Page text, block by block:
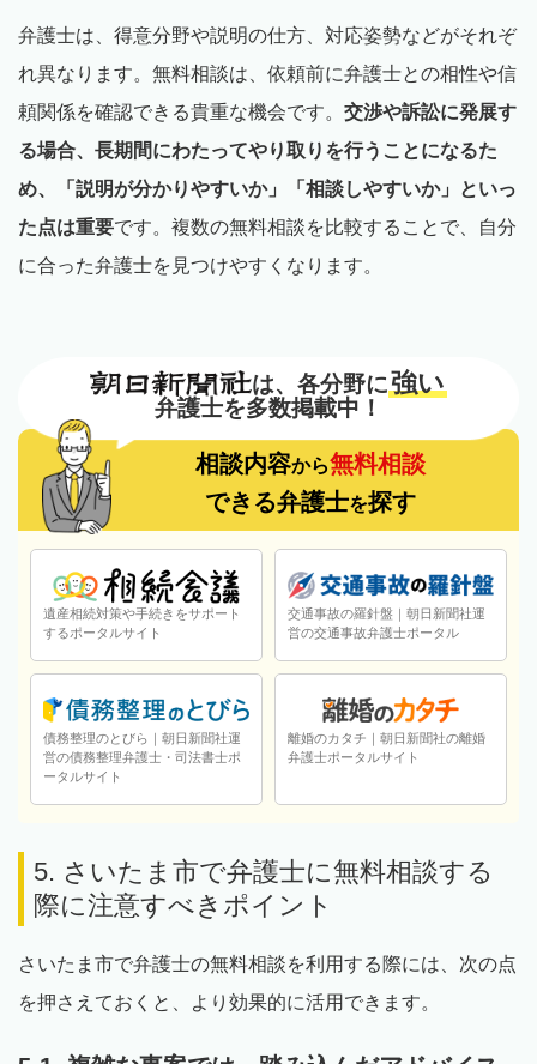
弁護士は、得意分野や説明の仕方、対応姿勢などがそれぞ
れ異なります。無料相談は、依頼前に弁護士との相性や信
頼関係を確認できる貴重な機会です。 交渉や訴訟に発展す
る場合、長期間にわたってやり取りを行うことになるた
め、「説明が分かりやすいか」「相談しやすいか」といっ
た点は重要です。複数の無料相談を比較することで、自分
に合った弁護士を見つけやすくなります。
は、各分野に強い
弁護士を多数掲載中！
相談内容から無料相談
できる弁護士を探す
遺産相続対策や手続きをサポート
するポータルサイト
交通事故の羅針盤｜朝日新聞社運
営の交通事故弁護士ポータル
債務整理のとびら｜朝日新聞社運
営の債務整理弁護士・司法書士ポ
ータルサイト
離婚のカタチ｜朝日新聞社の離婚
弁護士ポータルサイト
5. さいたま市で弁護士に無料相談する
際に注意すべきポイント
さいたま市で弁護士の無料相談を利用する際には、次の点
を押さえておくと、より効果的に活用できます。